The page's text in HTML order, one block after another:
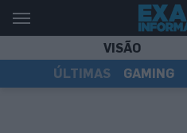
VISÃO
ÚLTIMAS
GAMING